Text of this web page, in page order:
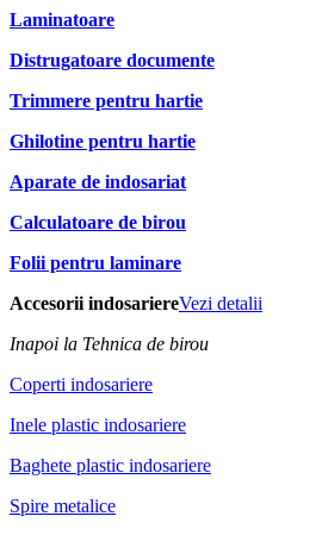
Laminatoare
Distrugatoare documente
Trimmere pentru hartie
Ghilotine pentru hartie
Aparate de indosariat
Calculatoare de birou
Folii pentru laminare
Accesorii indosariereVezi detalii
Inapoi la Tehnica de birou
Coperti indosariere
Inele plastic indosariere
Baghete plastic indosariere
Spire metalice